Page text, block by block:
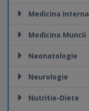
Medicina Interna
Medicina Muncii
Neonatologie
Neurologie
Nutritie-Diete